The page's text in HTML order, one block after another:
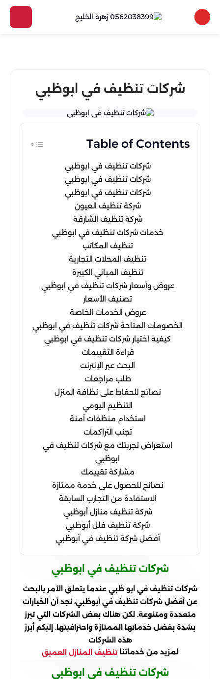
شركات تنظيف في ابوظبي
Table of Contents
شركات تنظيف في ابوظبي
شركات تنظيف في ابوظبي
شركات تنظيف في ابوظبي
شركة تنظيف العيون
شركة تنظيف الشارقة
خدمات شركات تنظيف في ابوظبي
تنظيف المكاتب
تنظيف المحلات التجارية
تنظيف المباني الكبيرة
عروض وأسعار شركات تنظيف في ابوظبي
تصنيف الأسعار
عروض الخدمات الخاصة
الخصومات المتاحة شركات تنظيف في ابوظبي
كيفية اختيار شركات تنظيف في ابوظبي
قراءة التقييمات
البحث عبر الإنترنت
طلب مراجعات
نصائح للحفاظ على نظافة المنزل
التنظيم اليومي
استخدام منظفات آمنة
تجنب التراكمات
استعراض تجربتك مع شركات تنظيف في
ابوظبي
مشاركة تقييمك
نصائح للحصول على خدمة ممتازة
الاستفادة من التجارب السابقة
شركة تنظيف منازل أبوظبي
شركة تنظيف فلل أبوظبي
أفضل شركة تنظيف في أبوظبي
شركات تنظيف في ابوظبي
شركات تنظيف في ابو ظبي عندما يتعلق الأمر بالبحث
عن أفضل شركات تنظيف في أبوظبي، نجد أن الخيارات
متعددة ومتنوعة. لكن هناك بعض الشركات التي تبرز
بشدة بفضل خدماتها الممتازة واحترافيتها. إليكم أبرز
هذه الشركات
لمزيد من خدماتناتنظيف المنازل العميق
شركات تنظيف في ابوظبي